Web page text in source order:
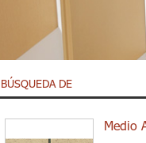
BÚSQUEDA DE
Medio